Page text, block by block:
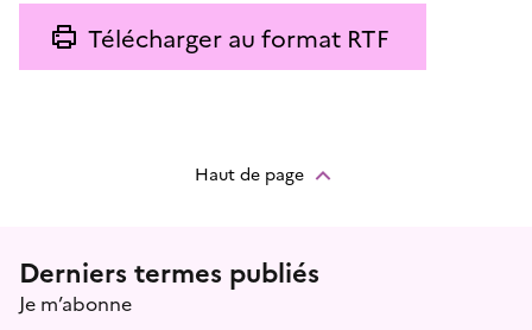
Télécharger au format RTF
Haut de page
Menu prefooter
Derniers termes publiés
Je m’abonne